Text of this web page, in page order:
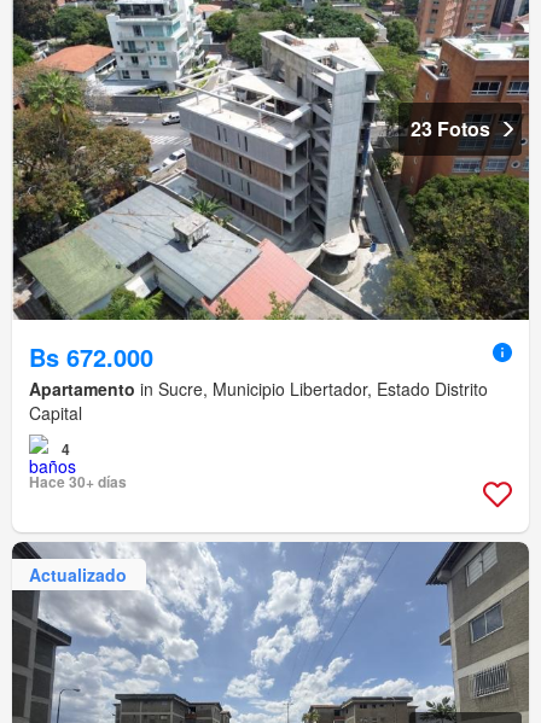
23 Fotos
Bs 672.000
Apartamento in Sucre, Municipio Libertador, Estado Distrito
Capital
4
Hace 30+ días
Actualizado